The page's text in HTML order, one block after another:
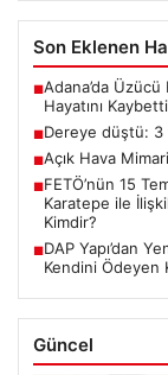
Son Eklenen
■Adana’da
Hayatını Kaybetti
■Dereye düştü: 3
■Açık Hava
■FETÖ’nün 15
Karatepe ile
Kimdir?
■DAP Yapı’dan
Kendini Ödeyen
Güncel